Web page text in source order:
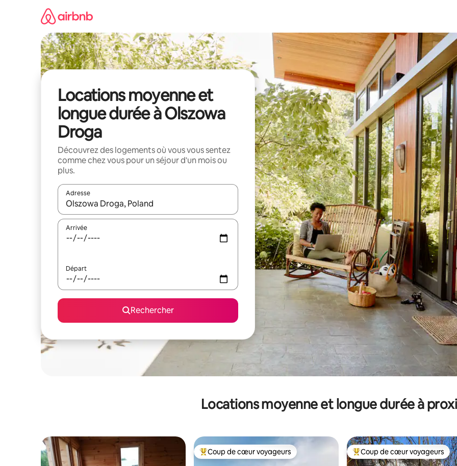
Locations moyenne et
longue durée à Olszowa
Droga
Découvrez des logements où vous vous sentez
comme chez vous pour un séjour d'un mois ou
plus.
Adresse
Lorsque les résultats s'affichent, utilisez les flèches vers le haut et vers le bas pour les parcourir ou en appuyant et en
Arrivée
Départ
Rechercher
Locations moyenne et longue durée à
Coups de cœur voyageurs les plus appréciés
Coup de cœur voyageurs Coups de cœur voyageurs les
Coup de cœur voyageurs